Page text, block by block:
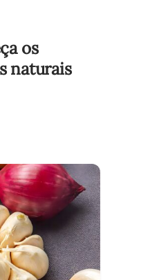
os
naturais